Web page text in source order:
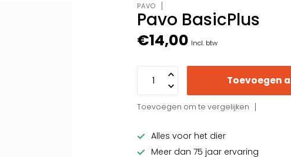
PAVO
Pavo BasicPlus
€14,00 Incl. btw
Toevoegen
Toevoegen om te vergelijken
Alles voor het dier
Meer dan 75 jaar ervaring